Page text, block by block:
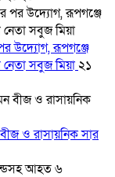
উদ্যোগ, রূপগঞ্জে
সবুজ মিয়া২১
ও রাসায়নিক সার